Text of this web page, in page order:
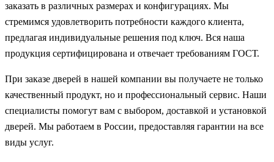
заказать в различных размерах и конфигурациях. Мы
стремимся удовлетворить потребности каждого клиента,
предлагая индивидуальные решения под ключ. Вся наша
продукция сертифицирована и отвечает требованиям ГОСТ.
При заказе дверей в нашей компании вы получаете не только
качественный продукт, но и профессиональный сервис. Наши
специалисты помогут вам с выбором, доставкой и установкой
дверей. Мы работаем в России, предоставляя гарантии на все
виды услуг.